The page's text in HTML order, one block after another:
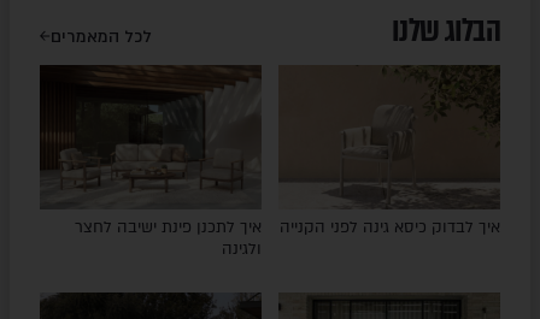
הבלוג שלנו לכל המאמרים
איך לבדוק כיסא גינה לפני הקנייה
איך לתכנן פינת ישיבה לחצר
ולגינה